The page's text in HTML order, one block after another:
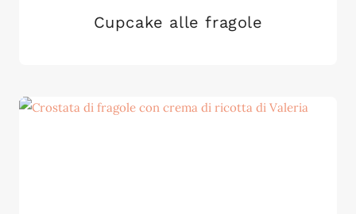
Cupcake alle fragole